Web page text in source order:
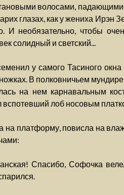
волосами, падающими
глазах, как у жениха Ирэн
И необязательно, чтобы
солидный и светский...
у самого Тасиного
В полковничьем
на нем карнавальным
лоб носовым
на платформу, повисла на
Спасибо, Софочка